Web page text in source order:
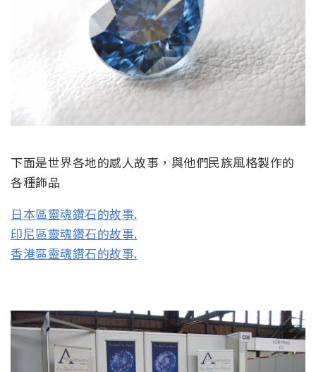
下面是世界各地的感人故事，與他們民族風格製作的
各種飾品
日本區靈魂鑽石的故事.
印尼區靈魂鑽石的故事.
香港區靈魂鑽石的故事.